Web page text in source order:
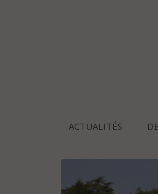
ACTUALITÉS